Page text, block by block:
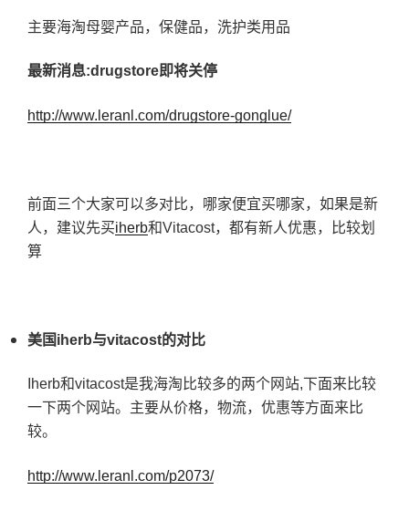
主要海淘母婴产品，保健品，洗护类用品
最新消息:drugstore即将关停
http://www.leranl.com/drugstore-gonglue/
前面三个大家可以多对比，哪家便宜买哪家，如果是新
人，建议先买iherb和Vitacost，都有新人优惠，比较划
算
美国iherb与vitacost的对比
Iherb和vitacost是我海淘比较多的两个网站,下面来比较
一下两个网站。主要从价格，物流，优惠等方面来比
较。
http://www.leranl.com/p2073/